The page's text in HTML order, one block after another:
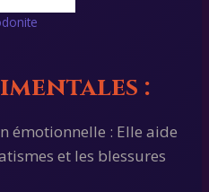
:
émotionnelle : Elle aide
et les blessures